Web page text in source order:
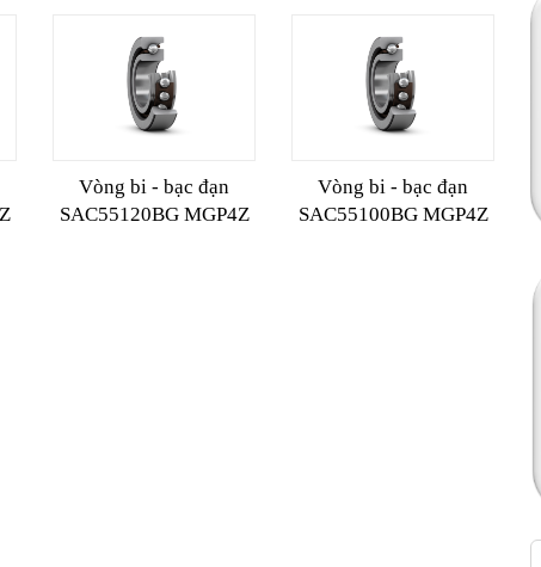
Vòng bi - bạc đạn
SAC55120BG MGP4Z
Vòng bi - bạc đạn
SAC55100BG MGP4Z